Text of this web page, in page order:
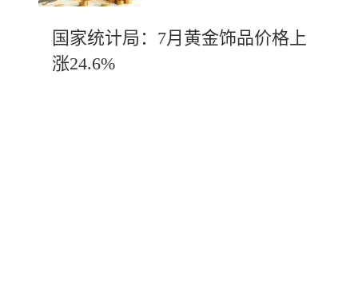
国家统计局：7月黄金饰品价格上
涨24.6%